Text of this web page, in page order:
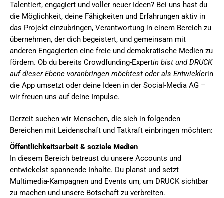
Talentiert, engagiert und voller neuer Ideen? Bei uns hast du
die Möglichkeit, deine Fähigkeiten und Erfahrungen aktiv in
das Projekt einzubringen, Verantwortung in einem Bereich zu
übernehmen, der dich begeistert, und gemeinsam mit
anderen Engagierten eine freie und demokratische Medien zu
fördern. Ob du bereits Crowdfunding-Expertin bist und DRUCK
auf dieser Ebene voranbringen möchtest oder als Entwicklerin
die App umsetzt oder deine Ideen in der Social-Media AG –
wir freuen uns auf deine Impulse.
Derzeit suchen wir Menschen, die sich in folgenden
Bereichen mit Leidenschaft und Tatkraft einbringen möchten:
Öffentlichkeitsarbeit & soziale Medien
In diesem Bereich betreust du unsere Accounts und
entwickelst spannende Inhalte. Du planst und setzt
Multimedia-Kampagnen und Events um, um DRUCK sichtbar
zu machen und unsere Botschaft zu verbreiten.